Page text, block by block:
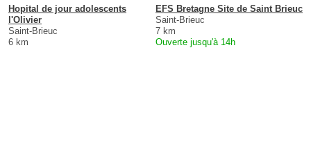
Hopital de jour adolescents
l'Olivier
Saint-Brieuc
6 km
EFS Bretagne Site de Saint Brieuc
Saint-Brieuc
7 km
Ouverte jusqu'à 14h